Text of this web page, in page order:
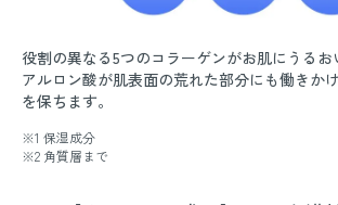
役割の異なる5つのコラーゲンがお肌にうるお
アルロン酸が肌表面の荒れた部分にも働きか
を保ちます。
※1 保湿成分
※2 角質層まで